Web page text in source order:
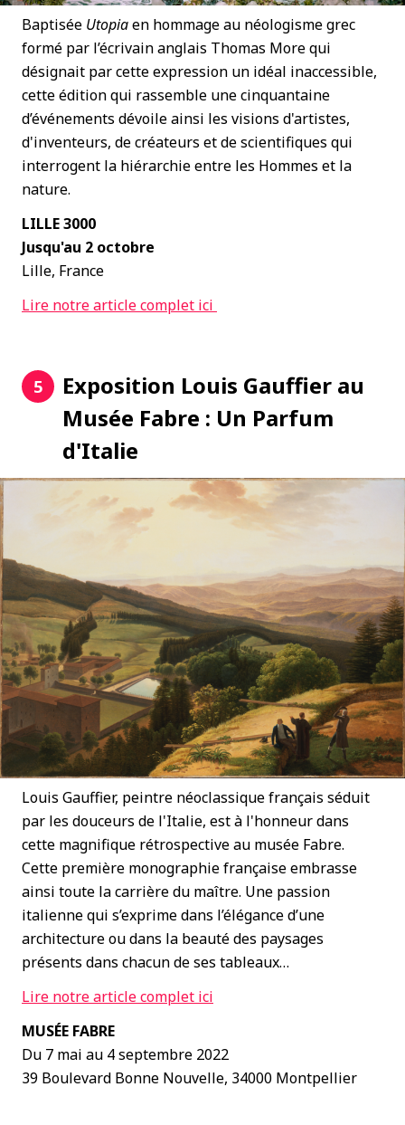
Baptisée Utopiaen hommage au néologisme grec
formé par l’écrivain anglais Thomas More qui
désignait par cette expression un idéal inaccessible,
cette édition qui rassemble une cinquantaine
d’événements dévoile ainsi les visions d'artistes,
d'inventeurs, de créateurs et de scientifiques qui
interrogent la hiérarchie entre les Hommes et la
nature.
LILLE 3000
Jusqu'au 2 octobre
Lille, France
Lire notre article complet ici
5
Exposition Louis Gauffier au
Musée Fabre : Un Parfum
d'Italie
Louis Gauffier, peintre néoclassique français séduit
par les douceurs de l'Italie, est à l'honneur dans
cette magnifique rétrospective au musée Fabre.
Cette première monographie française embrasse
ainsi toute la carrière du maître. Une passion
italienne qui s’exprime dans l’élégance d’une
architecture ou dans la beauté des paysages
présents dans chacun de ses tableaux…
Lire notre article complet ici
MUSÉE FABRE
Du 7 mai au 4 septembre 2022
39 Boulevard Bonne Nouvelle, 34000 Montpellier